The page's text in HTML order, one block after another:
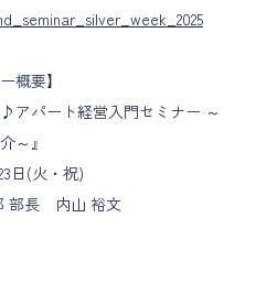
概要】
アパート経営入門セミナー ～
～』
日(火・祝)
部長 内山 裕文